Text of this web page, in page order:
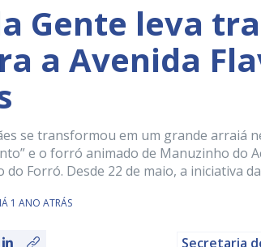
Gente leva
a Avenida
se transformou em um grande arraiá
e o forró animado de Manuzinho do
do Forró. Desde 22 de maio, a iniciativa
1 ANO ATRÁS
Secretaria